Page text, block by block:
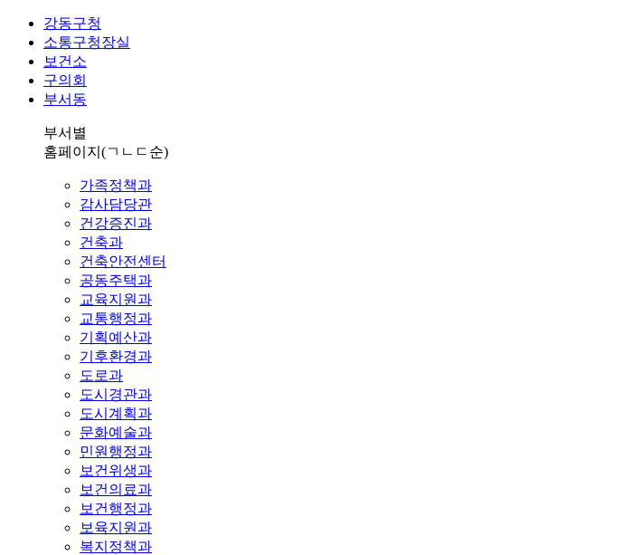
강동구청
소통구청장실
보건소
구의회
부서동
부서별
홈페이지 (ㄱㄴㄷ순)
가족정책과
감사담당관
건강증진과
건축과
건축안전센터
공동주택과
교육지원과
교통행정과
기획예산과
기후환경과
도로과
도시경관과
도시계획과
문화예술과
민원행정과
보건위생과
보건의료과
보건행정과
보육지원과
복지정책과